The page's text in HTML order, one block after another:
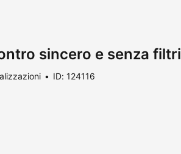
sincero e senza filtri
ID: 124116